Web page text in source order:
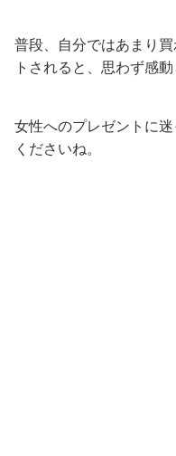
k
普段、自分ではあまり
トされると、思わず感
女性へのプレゼントに
くださいね。